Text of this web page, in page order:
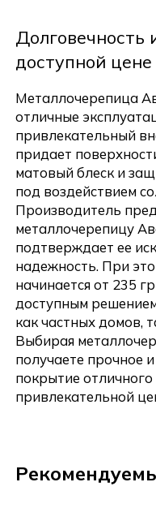
Долговечность
доступной цене
Металлочерепица
отличные
привлекательный
придает
матовый блеск и
под воздействием
Производитель
металлочерепицу
подтверждает ее
надежность. При
начинается от 235
доступным
как частных домов,
Выбирая
получаете прочное
покрытие отличного
привлекательной